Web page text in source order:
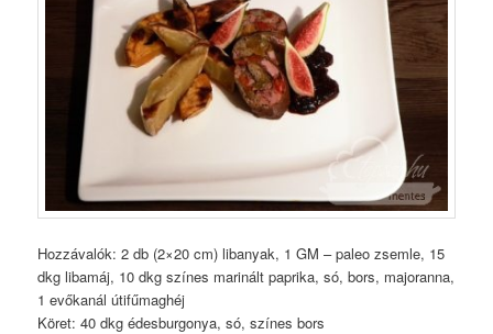
Hozzávalók: 2 db (2×20 cm) libanyak, 1 GM – paleo zsemle, 15
dkg libamáj, 10 dkg színes marinált paprika, só, bors, majoranna,
1 evőkanál útifűmaghéj
Köret: 40 dkg édesburgonya, só, színes bors